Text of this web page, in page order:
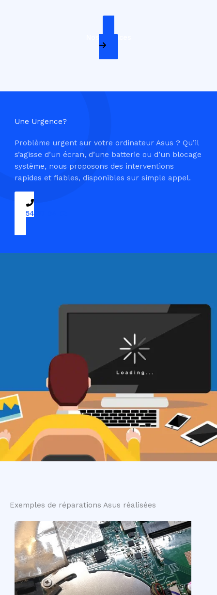
Nos Services
Une Urgence?
Problème urgent sur votre ordinateur Asus ? Qu’il
s’agisse d’un écran, d’une batterie ou d’un blocage
système, nous proposons des interventions
rapides et fiables, disponibles sur simple appel.
09 54 37 04 03
Exemples de réparations Asus réalisées